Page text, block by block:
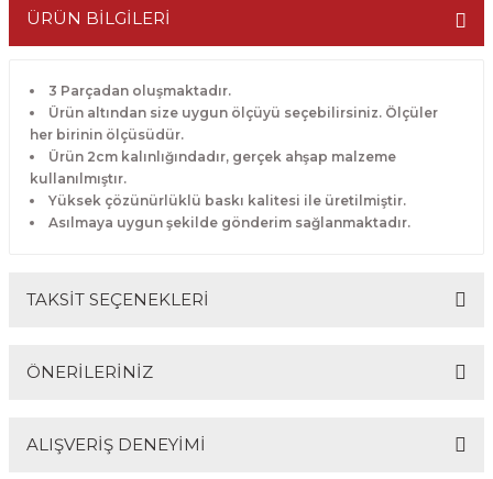
ÜRÜN BİLGİLERİ
3 Parçadan oluşmaktadır.
Ürün altından size uygun ölçüyü seçebilirsiniz. Ölçüler
her birinin ölçüsüdür.
Ürün 2cm kalınlığındadır, gerçek ahşap malzeme
kullanılmıştır.
Yüksek çözünürlüklü baskı kalitesi ile üretilmiştir.
Asılmaya uygun şekilde gönderim sağlanmaktadır.
TAKSİT SEÇENEKLERİ
ÖNERİLERİNİZ
Bu ürünün fiyat bilgisi, resim, ürün açıklamalarında ve
ALIŞVERİŞ DENEYİMİ